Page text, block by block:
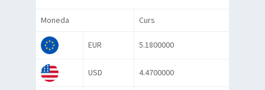
Moneda Curs
EUR 5.1800000
USD 4.4700000